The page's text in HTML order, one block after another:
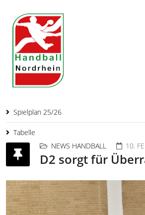
Spielplan 25/26
Tabelle
NEWS HANDBALL
10.
D2 sorgt für